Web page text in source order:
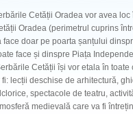
Cetății Oradea vor avea
Oradea (perimetrul cuprins
face doar pe poarta șanțului
face și dinspre Piața
Cetății își vor etala în
fi: lecții deschise de arhitectură,
spectacole de teatru,
medievală care va fi